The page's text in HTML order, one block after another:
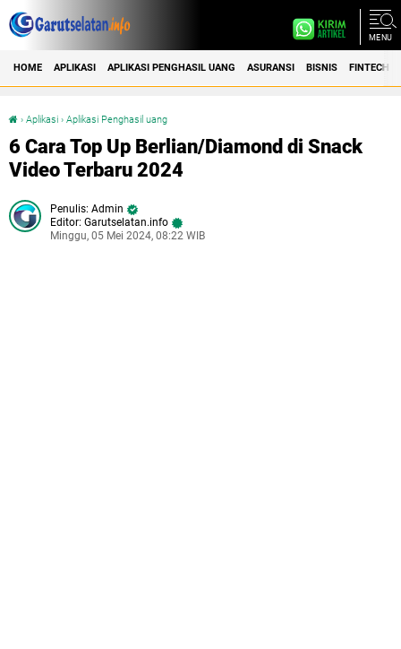
MENU
HOME APLIKASI APLIKASI PENGHASIL UANG ASURANSI BISNIS FINTECH
› Aplikasi › Aplikasi Penghasil uang
6 Cara Top Up Berlian/Diamond di Snack
Video Terbaru 2024
Admin
Editor: Garutselatan.info
Minggu, 05 Mei 2024, 08:22 WIB